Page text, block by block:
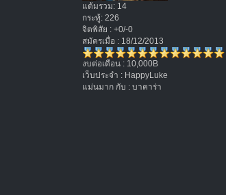
แต้มรวม: 14
กระทู้: 226
จิตพิสัย : +0/-0
สมัครเมื่อ : 18/12/2013
งบต่อเดือน : 10,000B
เว็บประจำ : HappyLuke
แม่นมาก กับ : บาคาร่า